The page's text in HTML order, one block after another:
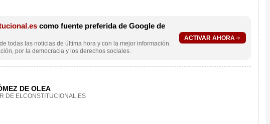
como fuente preferida de Google de
todas las noticias de última hora y con la mejor información.
por la democracia y los derechos sociales.
ACTIVAR AHORA
DE OLEA
DE ELCONSTITUCIONAL.ES